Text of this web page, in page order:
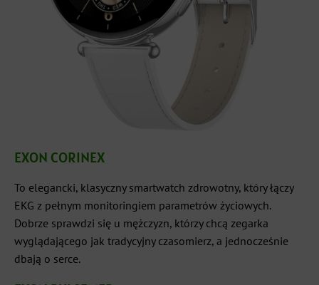
EXON CORINEX
To elegancki, klasyczny smartwatch zdrowotny, który łączy
EKG z pełnym monitoringiem parametrów życiowych.
Dobrze sprawdzi się u mężczyzn, którzy chcą zegarka
wyglądającego jak tradycyjny czasomierz, a jednocześnie
dbają o serce.